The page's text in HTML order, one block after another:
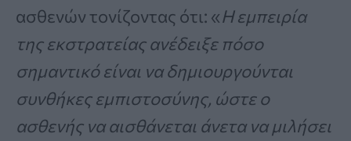
ασθενών τονίζοντας ότι: «Η εμπειρία
της εκστρατείας ανέδειξε πόσο
σημαντικό είναι να δημιουργούνται
συνθήκες εμπιστοσύνης, ώστε ο
ασθενής να αισθάνεται άνετα να μιλήσει